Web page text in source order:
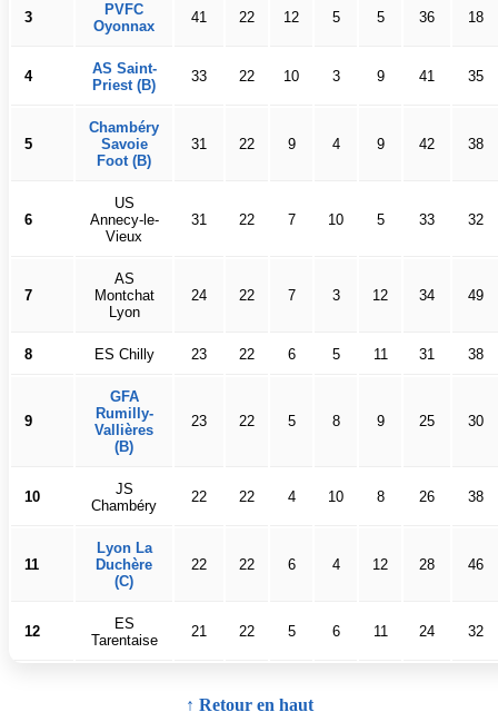
3
PVFC
Oyonnax
41 22 12 5 5 36 18
4
AS Saint-
Priest (B)
33 22 10 3 9 41 35
5
Chambéry
Savoie
Foot (B)
31 22 9 4 9 42 38
6
US
Annecy-le-
Vieux
31 22 7 10 5 33 32
7
AS
Montchat
Lyon
24 22 7 3 12 34 49
8 ES Chilly 23 22 6 5 11 31 38
9
GFA
Rumilly-
Vallières
(B)
23 22 5 8 9 25 30
10
JS
Chambéry
22 22 4 10 8 26 38
11
Lyon La
Duchère
(C)
22 22 6 4 12 28 46
12
ES
Tarentaise
21 22 5 6 11 24 32
↑ Retour en haut